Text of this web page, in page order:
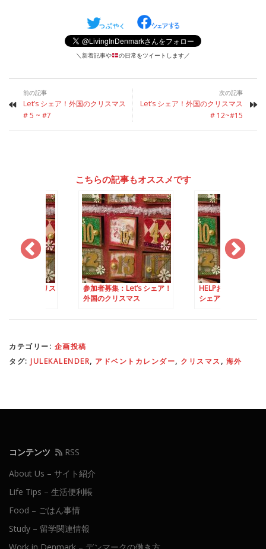
＼新着記事や の日常をツイートします／
前の記事
Let’s シェア！外国のクリスマス
# 5 ~ #7
次の記事
Let’s シェア！外国のクリスマス
# 12~#15
こちらの記事もオススメです
！外国のクリス
参加者募集：Let’s シェア！
外国のクリスマス
HELPお願いします
シェア！外国のクリ
カテゴリー: 企画投稿
タグ: JULEKALENDER, アドベントカレンダー, クリスマス , 海外
コンテンツ
RSS
About Us – サイト紹介
Life Tips – 生活便利帳
Food – ごはん事情
Study – 留学関連情報